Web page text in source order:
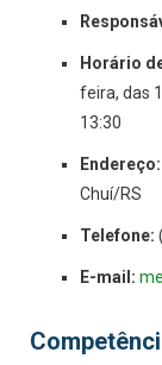
Horário
feira, das
13:30
Endereço:
Chuí/RS
Telefone:
E-mail: